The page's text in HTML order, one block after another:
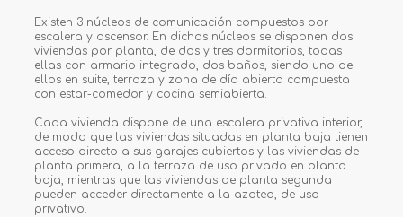
Existen 3 núcleos de comunicación compuestos por
escalera y ascensor. En dichos núcleos se disponen dos
viviendas por planta, de dos y tres dormitorios, todas
ellas con armario integrado, dos baños, siendo uno de
ellos en suite, terraza y zona de día abierta compuesta
con estar-comedor y cocina semiabierta.
Cada vivienda dispone de una escalera privativa interior,
de modo que las viviendas situadas en planta baja tienen
acceso directo a sus garajes cubiertos y las viviendas de
planta primera, a la terraza de uso privado en planta
baja, mientras que las viviendas de planta segunda
pueden acceder directamente a la azotea, de uso
privativo.